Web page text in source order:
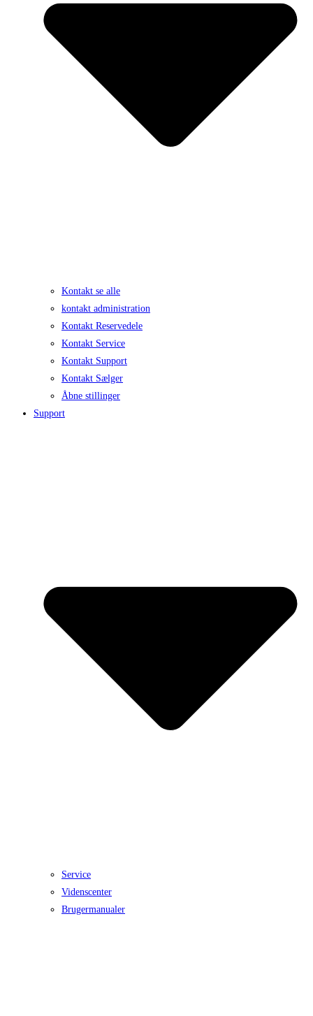
Kontakt se alle
kontakt administration
Kontakt Reservedele
Kontakt Service
Kontakt Support
Kontakt Sælger
Åbne stillinger
Support
Service
Videnscenter
Brugermanualer